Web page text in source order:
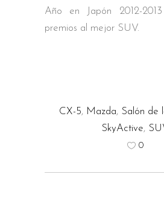
Año en Japón 2012-
premios al mejor SUV.
CX-5, Mazda, Salón de
SkyActive,
0